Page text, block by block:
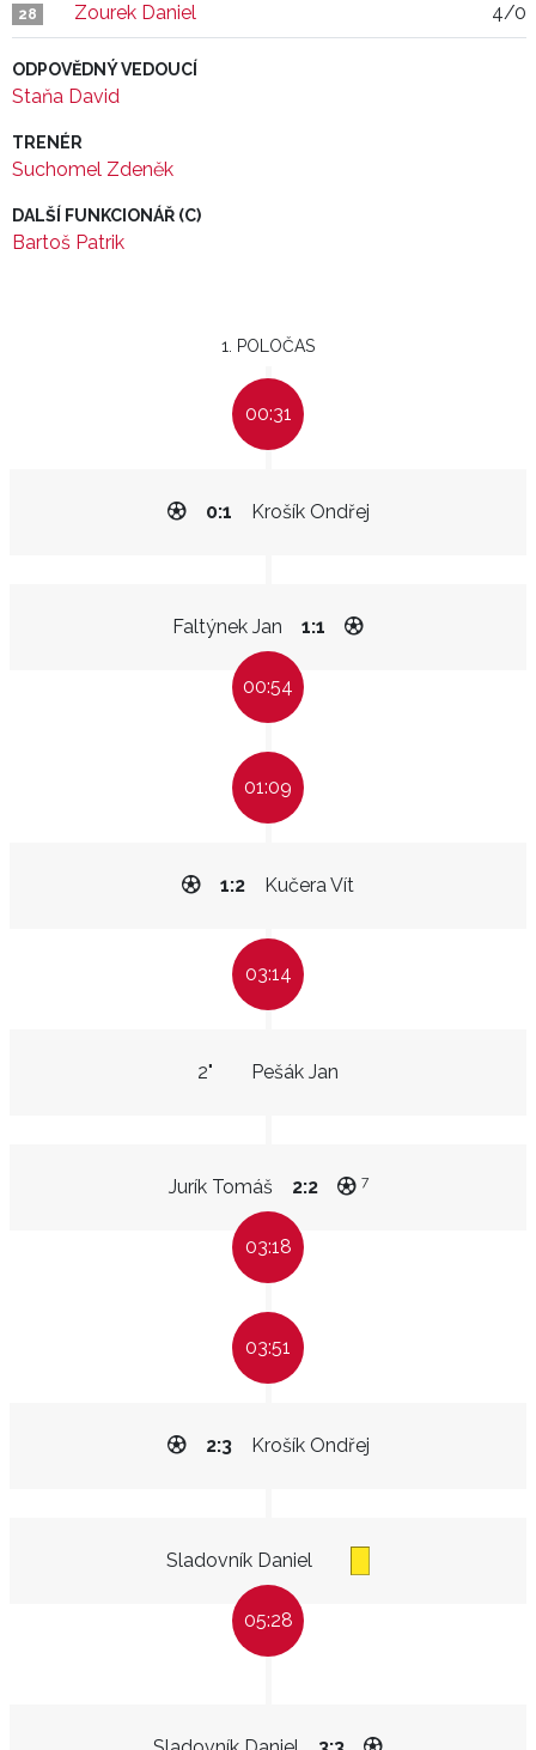
28 Zourek Daniel 4/0
ODPOVĚDNÝ VEDOUCÍ
Staňa David
TRENÉR
Suchomel Zdeněk
DALŠÍ FUNKCIONÁŘ (C)
Bartoš Patrik
1. POLOČAS
00:31
Krošík Ondřej
0:1
Faltýnek Jan 1:1
00:54
01:09
Kučera Vít
1:2
03:14
Pešák Jan
2"
Jurík Tomáš 2:2 7
03:18
03:51
Krošík Ondřej
2:3
Sladovník Daniel
05:28